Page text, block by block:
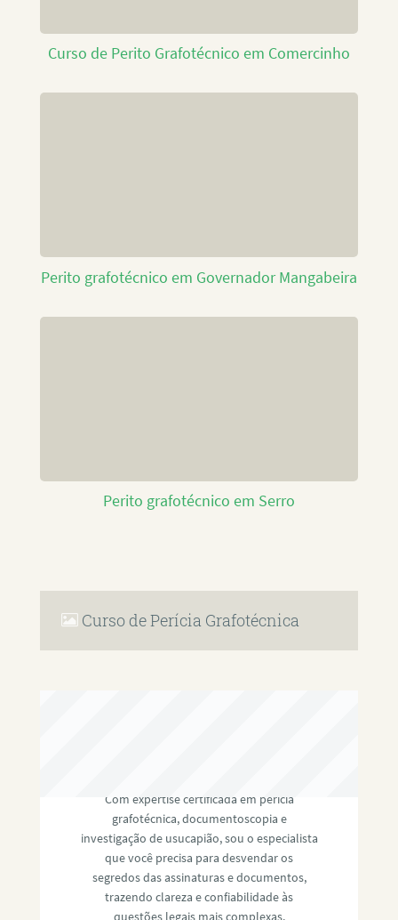
Curso de Perito Grafotécnico em Comercinho
Perito grafotécnico em Governador Mangabeira
Perito grafotécnico em Serro
Curso de Perícia Grafotécnica
Com expertise certificada em perícia
grafotécnica, documentoscopia e
investigação de usucapião, sou o especialista
que você precisa para desvendar os
segredos das assinaturas e documentos,
trazendo clareza e confiabilidade às
questões legais mais complexas.